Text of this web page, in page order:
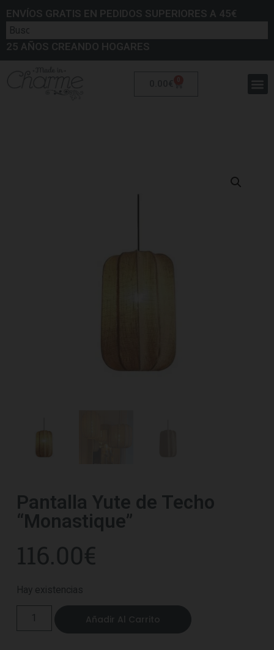
ENVÍOS GRATIS EN PEDIDOS SUPERIORES A 45€
25 AÑOS CREANDO HOGARES
Pantalla Yute de Techo
“Monastique”
116.00€
Hay existencias
Añadir Al Carrito